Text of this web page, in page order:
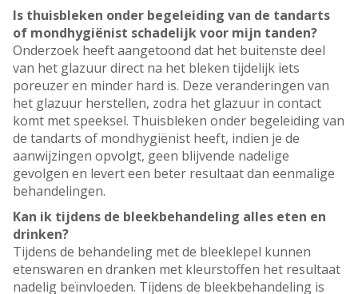
Is thuisbleken onder begeleiding van de tandarts
of mondhygiënist schadelijk voor mijn tanden?
Onderzoek heeft aangetoond dat het buitenste deel
van het glazuur direct na het bleken tijdelijk iets
poreuzer en minder hard is. Deze veranderingen van
het glazuur herstellen, zodra het glazuur in contact
komt met speeksel. Thuisbleken onder begeleiding van
de tandarts of mondhygiënist heeft, indien je de
aanwijzingen opvolgt, geen blijvende nadelige
gevolgen en levert een beter resultaat dan eenmalige
behandelingen.
Kan ik tijdens de bleekbehandeling alles eten en
drinken?
Tijdens de behandeling met de bleeklepel kunnen
etenswaren en dranken met kleurstoffen het resultaat
nadelig beïnvloeden. Tijdens de bleekbehandeling is